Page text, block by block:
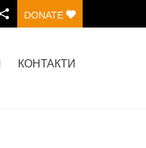
DONATE
КОНТАКТИ